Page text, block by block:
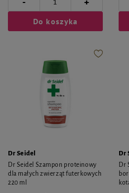
Do koszyka
Dr Seidel
Dr Seidel Szampon proteinowy
dla małych zwierząt futerkowych
220 ml
Dr
Dr